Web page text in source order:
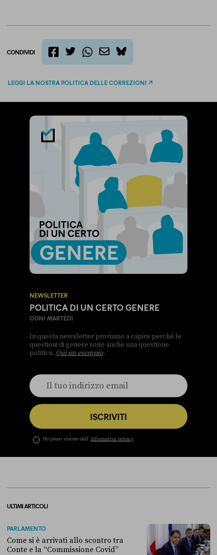
CONDIVIDI
bluesky
LEGGI LA NOSTRA POLITICA DELLE CORREZIONI
NEWSLETTER
POLITICA DI UN CERTO GENERE
OGNI MARTEDÌ
In questa newsletter proviamo a capire perché le
questioni di genere sono anche una questione
politica. Qui un esempio.
ISCRIVITI
Ho preso visione dell’ informativa privacy
ULTIMI ARTICOLI
PARLAMENTO
Come si è arrivati allo scontro tra
Conte e la “Commissione Covid”